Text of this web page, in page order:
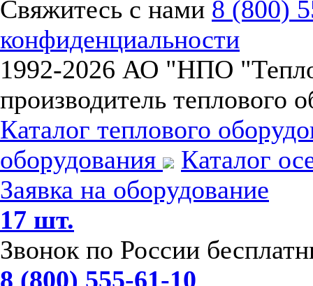
Свяжитесь с нами 8 (800)
конфиденциальности
1992-2026 АО "НПО
производитель теплового
Каталог теплового
оборудования
Каталог
Заявка на оборудование
17 шт.
Звонок по России
8 (800) 555-61-10